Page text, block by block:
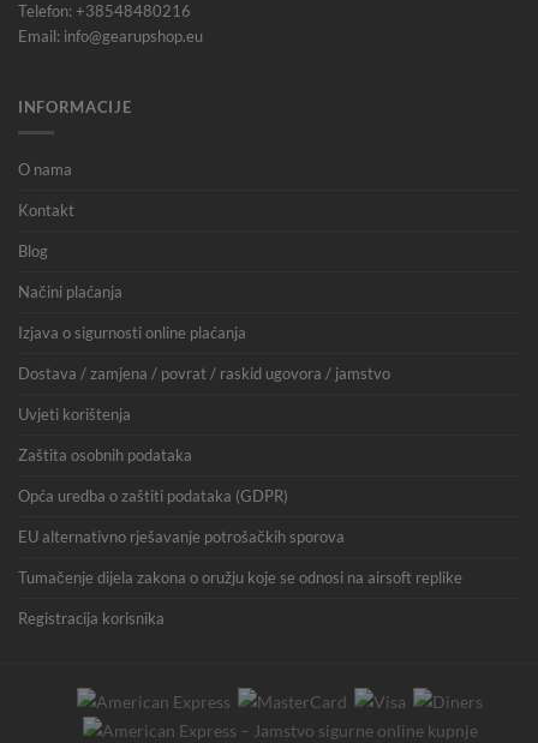
Telefon: +38548480216
Email: info@gearupshop.eu
INFORMACIJE
O nama
Kontakt
Blog
Načini plaćanja
Izjava o sigurnosti online plaćanja
Dostava / zamjena / povrat / raskid ugovora / jamstvo
Uvjeti korištenja
Zaštita osobnih podataka
Opća uredba o zaštiti podataka (GDPR)
EU alternativno rješavanje potrošačkih sporova
Tumačenje dijela zakona o oružju koje se odnosi na airsoft replike
Registracija korisnika